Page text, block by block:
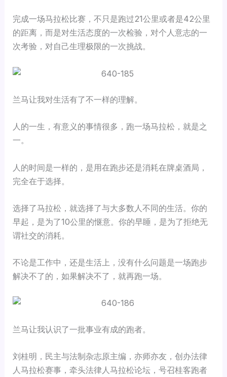
完成一场马拉松比赛，不只是跑过21公里或者是42公里
的距离，而是对生活态度的一次检验，对个人意志的一
次考验，对自己生理极限的一次挑战。
兰马让我对生活有了不一样的理解。
人的一生，有意义的事情很多，跑一场马拉松，就是之
一。
人的时间是一样的，是用在跑步还是消耗在牌桌酒局，
完全在于选择。
选择了马拉松，就选择了与大多数人不同的生活。你的
早起，是为了10公里的惬意。你的早睡，是为了拒绝无
谓社交的消耗。
不论是工作中，还是生活上，没有什么问题是一场跑步
解决不了的，如果解决不了，就再跑一场。
兰马让我认识了一批事业有成的跑者。
刘桂明，民主与法制杂志原主编，亦师亦友，创办法律
人马拉松赛事，牵头法律人马拉松论坛，号召桂客跑者